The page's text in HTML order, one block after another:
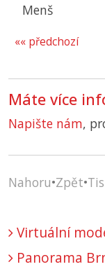
Menš
«« předchozí
Máte více
Napište nám,
Nahoru•Zpět•
Virtuální
Panorama